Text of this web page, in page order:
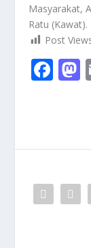
Masyarakat,
Ratu (Kawat).
Post
F
o
o
k